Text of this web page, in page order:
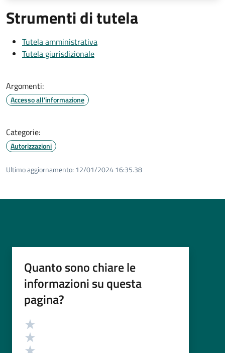
Strumenti di tutela
Tutela amministrativa
Tutela giurisdizionale
Argomenti:
Accesso all'informazione
Categorie:
Autorizzazioni
Ultimo aggiornamento: 12/01/2024 16:35.38
Quanto sono chiare le
informazioni su questa
pagina?
Valutazione